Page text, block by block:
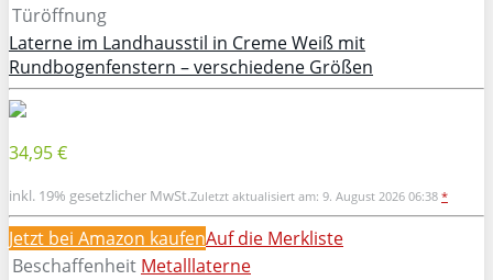
Türöffnung
Laterne im Landhausstil in Creme Weiß mit
Rundbogenfenstern – verschiedene Größen
34,95 €
inkl. 19% gesetzlicher MwSt.Zuletzt aktualisiert am: 9. August 2026 06:38 *
Jetzt bei Amazon kaufenAuf die Merkliste
Beschaffenheit Metalllaterne